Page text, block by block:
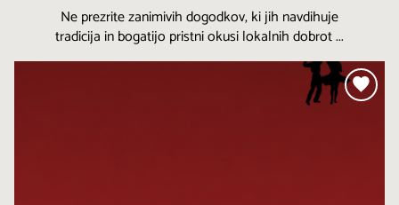
Ne prezrite zanimivih dogodkov, ki jih navdihuje
tradicija in bogatijo pristni okusi lokalnih dobrot ...